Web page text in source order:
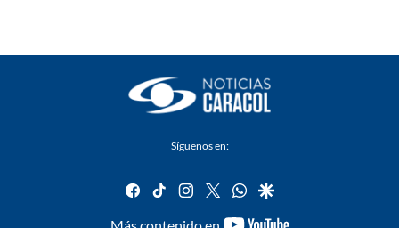
Síguenos en:
facebook
tiktok instagram
twitterwhatsapp
google
Más contenido en
youtube-